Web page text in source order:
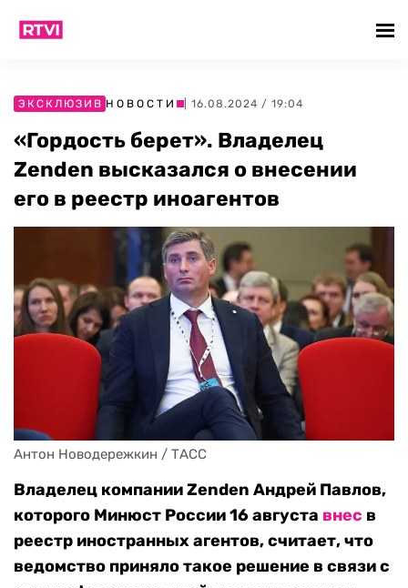
ЭКСКЛЮЗИВ НОВОСТИ | 16.08.2024 / 19:04
«Гордость берет». Владелец
Zenden высказался о внесении
его в реестр иноагентов
Антон Новодережкин / ТАСС
Владелец компании Zenden Андрей Павлов,
которого Минюст России 16 августа внес в
реестр иностранных агентов, считает, что
ведомство приняло такое решение в связи с